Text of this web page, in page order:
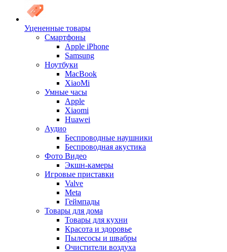
Уцененные товары
Cмартфоны
Apple iPhone
Samsung
Ноутбуки
MacBook
XiaoMi
Умные часы
Apple
Xiaomi
Huawei
Аудио
Беспроводные наушники
Беспроводная акустика
Фото Видео
Экшн-камеры
Игровые приставки
Valve
Meta
Геймпады
Товары для дома
Товары для кухни
Красота и здоровье
Пылесосы и швабры
Очистители воздуха